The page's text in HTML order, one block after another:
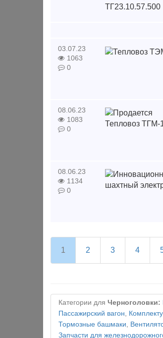
03.07.23
1063
0
08.06.23
1083
0
08.06.23
1134
0
1 2 3 4
Категории для Черноголовки:
Пассажирский вагон,
Тормозные башмаки,
Запчасти для